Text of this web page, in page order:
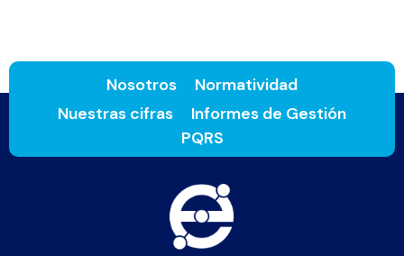
Nosotros
Normatividad
Nuestras cifras
Informes de Gestión
PQRS